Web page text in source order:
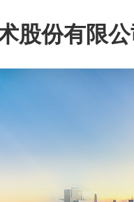
股份有限